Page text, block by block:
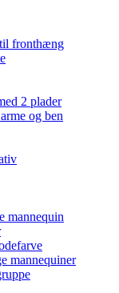
fronthæng
2 plader
og ben
mannequin
mannequiner